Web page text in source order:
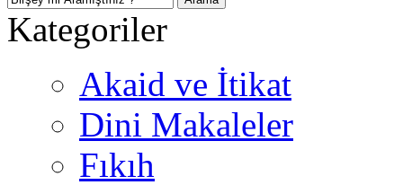
Kategoriler
Akaid ve İtikat
Dini Makaleler
Fıkıh